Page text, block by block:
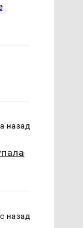
назад
назад